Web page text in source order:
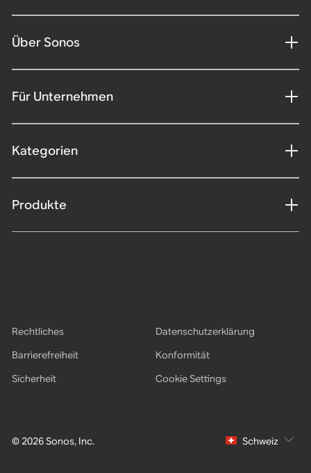
Über Sonos
Für Unternehmen
Kategorien
Produkte
© 2026 Sonos, Inc.
Rechtliches
Datenschutzerklärung
Barrierefreiheit
Konformität
Sicherheit
Cookie Settings
Schweiz